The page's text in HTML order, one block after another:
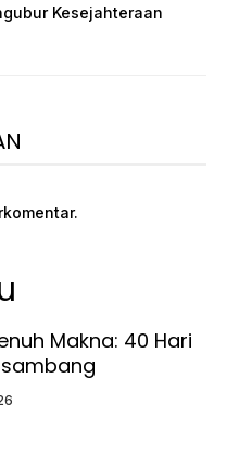
Kesejahteraan
Makna: 40 Hari